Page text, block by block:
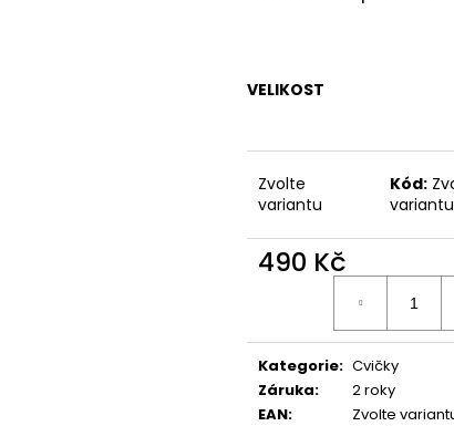
VELIKOST
Zvolte
variantu
Kód:
variantu
490 Kč
Kategorie: Cvičky
Záruka:
2 roky
EAN:
Zvolte